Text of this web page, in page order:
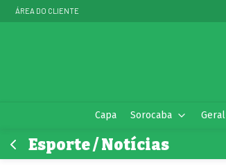
ÁREA DO CLIENTE
Capa Sorocaba Geral
Esporte / Notícias